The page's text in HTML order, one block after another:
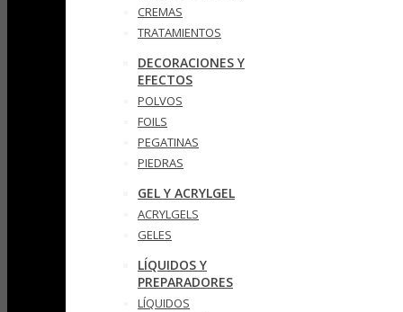
CREMAS
TRATAMIENTOS
DECORACIONES Y
EFECTOS
POLVOS
FOILS
PEGATINAS
PIEDRAS
GEL Y ACRYLGEL
ACRYLGELS
GELES
LÍQUIDOS Y
PREPARADORES
LÍQUIDOS